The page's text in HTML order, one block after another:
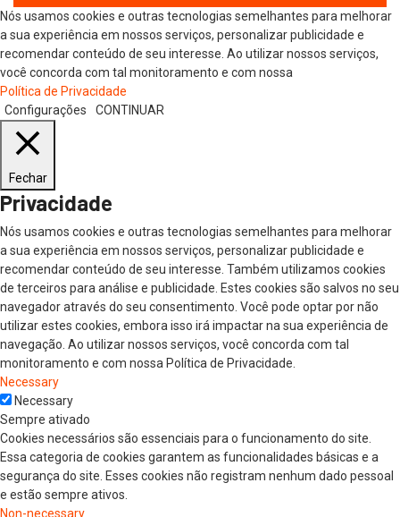
Nós usamos cookies e outras tecnologias semelhantes para melhorar
a sua experiência em nossos serviços, personalizar publicidade e
recomendar conteúdo de seu interesse. Ao utilizar nossos serviços,
você concorda com tal monitoramento e com nossa
Política de Privacidade
Configurações
CONTINUAR
Fechar
Privacidade
Nós usamos cookies e outras tecnologias semelhantes para melhorar
a sua experiência em nossos serviços, personalizar publicidade e
recomendar conteúdo de seu interesse. Também utilizamos cookies
de terceiros para análise e publicidade. Estes cookies são salvos no seu
navegador através do seu consentimento. Você pode optar por não
utilizar estes cookies, embora isso irá impactar na sua experiência de
navegação. Ao utilizar nossos serviços, você concorda com tal
monitoramento e com nossa Política de Privacidade.
Necessary
Necessary
Sempre ativado
Cookies necessários são essenciais para o funcionamento do site.
Essa categoria de cookies garantem as funcionalidades básicas e a
segurança do site. Esses cookies não registram nenhum dado pessoal
e estão sempre ativos.
Non-necessary